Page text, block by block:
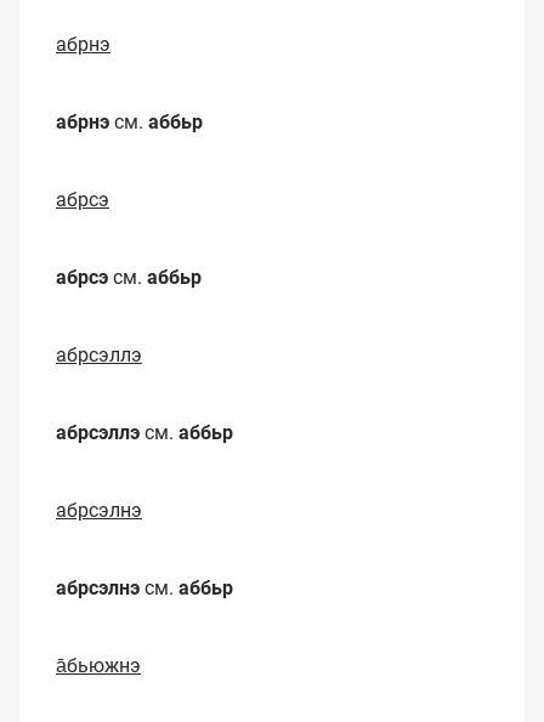
абрнэ
абрнэ см. аббьр
абрсэ
абрсэ см. аббьр
абрсэллэ
абрсэллэ см. аббьр
абрсэлнэ
абрсэлнэ см. аббьр
а̄бьюжнэ